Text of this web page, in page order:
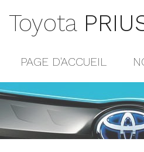
Toyota
PAGE D'ACCUEIL
POPULAIRE
CONTACTS